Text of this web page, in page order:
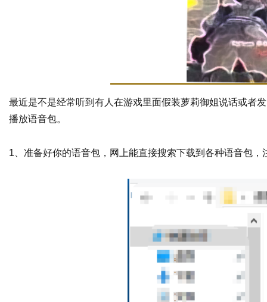
最近是不是经常听到有人在游戏里面假装萝莉御姐说话或者
播放语音包。
1、准备好你的语音包，网上能直接搜索下载到各种语音包